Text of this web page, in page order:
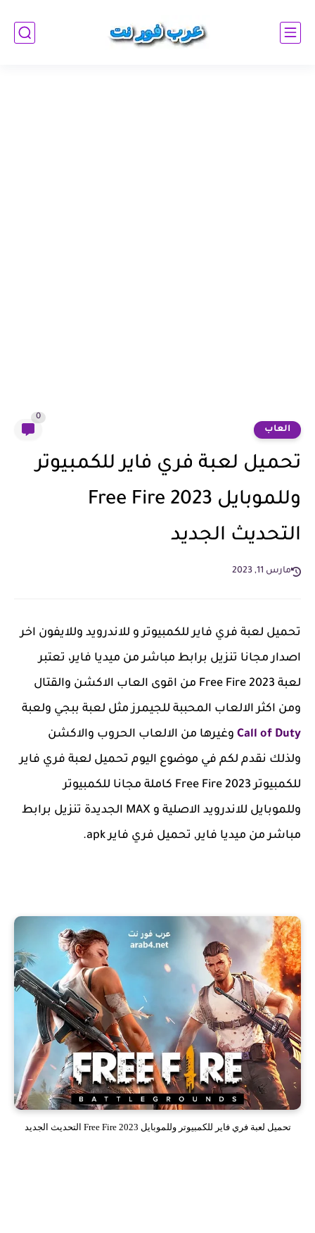
العاب
0
تحميل لعبة فري فاير للكمبيوتر
وللموبايل 2023 Free Fire
التحديث الجديد
مارس 11, 2023
تحميل لعبة فري فاير للكمبيوتر و للاندرويد وللايفون اخر
اصدار مجانا تنزيل برابط مباشر من ميديا فاير، تعتبر
لعبة Free Fire 2023 من اقوى العاب الاكشن والقتال
ومن اكثر الالعاب المحببة للجيمرز مثل لعبة ببجي ولعبة
Call of Duty وغيرها من الالعاب الحروب والاكشن
ولذلك نقدم لكم في موضوع اليوم تحميل لعبة فري فاير
للكمبيوتر 2023 Free Fire كاملة مجانا للكمبيوتر
وللموبايل للاندرويد الاصلية و MAX الجديدة تنزيل برابط
مباشر من ميديا فاير, تحميل فري فاير apk.
تحميل لعبة فري فاير للكمبيوتر وللموبايل 2023 Free Fire التحديث الجديد